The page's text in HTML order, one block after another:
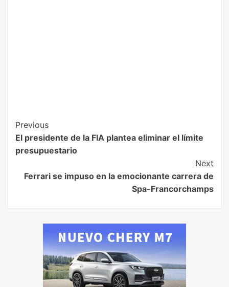
Previous
El presidente de la FIA plantea eliminar el límite
presupuestario
Next
Ferrari se impuso en la emocionante carrera de
Spa-Francorchamps